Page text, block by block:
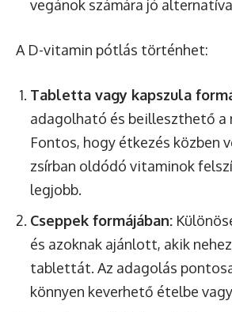
vegánok számára jó
A D-vitamin pótlás történhet:
Tabletta vagy kapszula
adagolható és beilleszthető a
Fontos, hogy étkezés közben
zsírban oldódó vitaminok
legjobb.
Cseppek formájában:
és azoknak ajánlott, akik
tablettát. Az adagolás
könnyen keverhető ételbe